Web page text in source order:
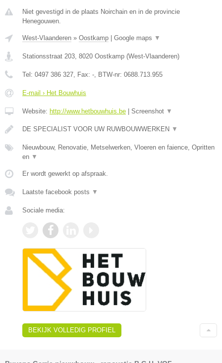
Niet gevestigd in de plaats Noirchain en in de provincie
Henegouwen.
West-Vlaanderen » Oostkamp | Google maps ▼
Stationsstraat 203 8020 Oostkamp (West-Vlaanderen)
Tel: 0497 386 327 , Fax: - , BTW-nr: 0688.713.955
E-mail › Het Bouwhuis
Website: http://www.hetbouwhuis.be | Screenshot ▼
DE SPECIALIST VOOR UW RUWBOUWWERKEN ▼
Nieuwbouw, Renovatie, Metselwerken, Vloeren en faience, Opritten
en ▼
Er wordt gewerkt op afspraak.
Laatste facebook posts ▼
Sociale media:
BEKIJK VOLLEDIG PROFIEL